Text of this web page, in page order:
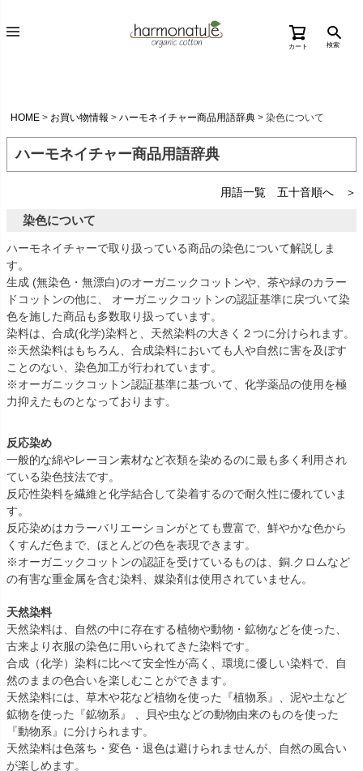
カート 検索
HOME お買い物情報 ハーモネイチャー商品用語辞典 染色について
ハーモネイチャー商品用語辞典
用語一覧 五十音順へ ＞
染色について
ハーモネイチャーで取り扱っている商品の染色について解説しま
す。
生成 (無染色・無漂白)のオーガニックコットンや、茶や緑のカラー
ドコットンの他に、 オーガニックコットンの認証基準に戻づいて染
色を施した商品も多数取り扱っています。
染料は、合成(化学)染料と、天然染料の大きく２つに分けられます。
※天然染料はもちろん、合成染料においても人や自然に害を及ぼす
ことのない、染色加工が行われています。
※オーガニックコットン認証基準に基づいて、化学薬品の使用を極
力抑えたものとなっております。
反応染め
一般的な綿やレーヨン素材など衣類を染めるのに最も多く利用され
ている染色技法です。
反応性染料を繊維と化学結合して染着するので耐久性に優れていま
す。
反応染めはカラーバリエーションがとても豊富で、鮮やかな色から
くすんだ色まで、ほとんどの色を表現できます。
※オーガニックコットンの認証を受けているものは、銅.クロムなど
の有害な重金属を含む染料、媒染剤は使用されていません。
天然染料
天然染料は、自然の中に存在する植物や動物・鉱物などを使った、
古来より衣服の染色に用いられてきた染料です。
合成（化学）染料に比べて安全性が高く、環境に優しい染料で、自
然のままの色合いを楽しむことができます。
天然染料には、草木や花など植物を使った『植物系』、泥や土など
鉱物を使った『鉱物系』 、貝や虫などの動物由来のものを使った
『動物系』に分けられます。
天然染料は色落ち・変色・退色は避けられませんが、自然の風合い
が楽しめます。